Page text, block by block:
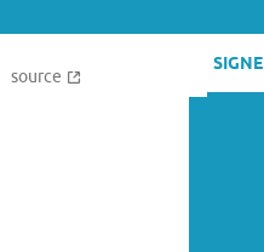
source SIGNE